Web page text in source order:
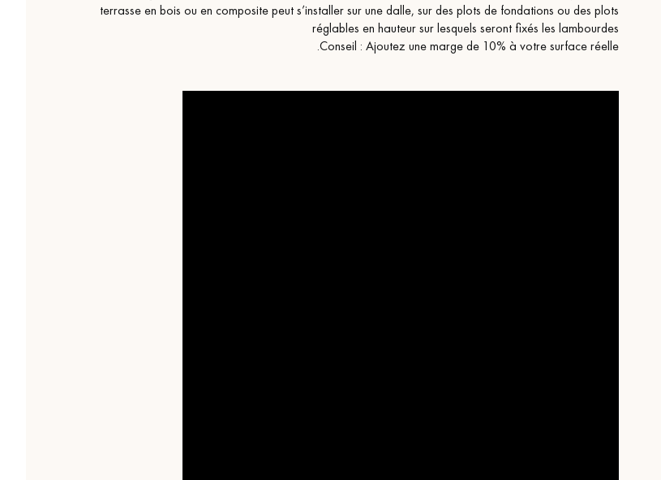
terrasse en bois ou en composite peut s’installer sur une dalle, sur des plots de fondations ou des plots
réglables en hauteur sur lesquels seront fixés les lambourdes
Conseil : Ajoutez une marge de 10% à votre surface réelle.